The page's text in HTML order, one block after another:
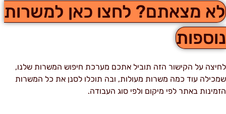
מצאתם? לחצו כאן למשרות
על הקישור הזה תוביל אתכם מערכת חיפוש המשרות שלנו,
עוד כמה משרות מעולות, ובה תוכלו לסנן את כל המשרות
באתר לפי מיקום ולפי סוג העבודה.